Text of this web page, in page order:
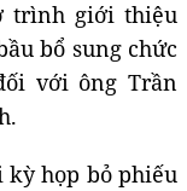
trình giới thiệu
bổ sung chức
với ông Trần
kỳ họp bỏ phiếu